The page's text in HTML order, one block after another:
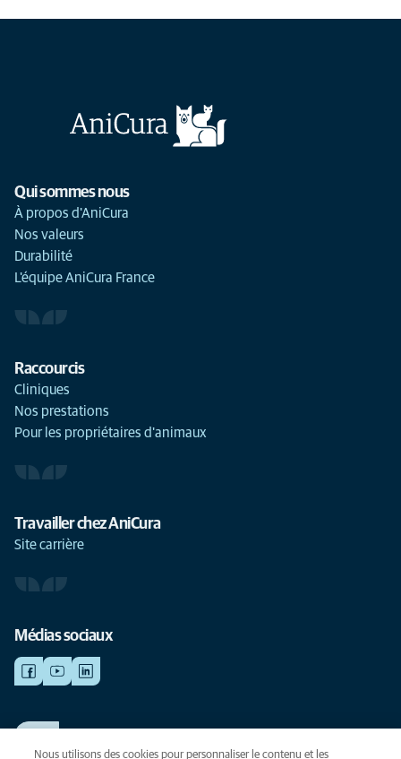
Qui sommes nous
À propos d'AniCura
Nos valeurs
Durabilité
L'équipe AniCura France
Raccourcis
Cliniques
Nos prestations
Pour les propriétaires d'animaux
Travailler chez AniCura
Site carrière
Médias sociaux
Voir nos offres d'emploi
Nous utilisons des cookies pour personnaliser le contenu et les